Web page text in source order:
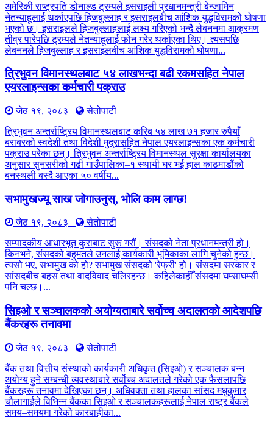
अमेरिकी राष्ट्रपति डोनाल्ड ट्रम्पले इसराइली प्रधानमन्त्री बेन्जामिन
नेतन्याहूलाई थर्काएपछि हिजबुल्लाह र इसराइलबीच आंशिक युद्धविरामको घोषणा
भएको छ। इसराइलले हिजबुल्लाहलाई लक्ष्य गरिएको भन्दै लेबननमा आक्रमण
तीव्र पारेपछि ट्रम्पले नेतन्याहूलाई फोन गरेर थर्काएका थिए। त्यसपछि
लेबननले हिजबुल्लाह र इसराइलबीच आंशिक युद्धविरामको घोषणा...
त्रिभुवन विमानस्थलबाट ५४ लाखभन्दा बढी रकमसहित नेपाल
एयरलाइन्सका कर्मचारी पक्राउ
जेठ १९, २०८३
सेतोपाटी
त्रिभुवन अन्तर्राष्ट्रिय विमानस्थलबाट करिब ५४ लाख ७१ हजार रुपैयाँ
बराबरको स्वदेशी तथा विदेशी मुद्रासहित नेपाल एयरलाइन्सका एक कर्मचारी
पक्राउ परेका छन्। त्रिभुवन अन्तर्राष्ट्रिय विमानस्थल सुरक्षा कार्यालयका
अनुसार सुनसरीको गढी गाउँपालिका–१ स्थायी घर भई हाल काठमाडौंको
बनस्थली बस्दै आएका ५० वर्षीय...
सभामुखज्यू साख जोगाउनुस्, भोलि काम लाग्छ!
जेठ १९, २०८३
सेतोपाटी
सम्पादकीय आधारभूत कुराबाट सुरू गरौं। संसदको नेता प्रधानमन्त्री हो।
किनभने, संसदको बहुमतले उनलाई कार्यकारी भूमिकाका लागि चुनेको हुन्छ।
त्यसो भए, सभामुख को हो? सभामुख संसदको 'रेफ्री' हो। संसदमा सरकार र
सांसदबीच बहस तथा वादविवाद चलिरहन्छ। कहिलेकाहीँ संसदमा घम्साघम्सी
पनि चल्छ।...
सिइओ र सञ्चालकको अयोग्यताबारे सर्वोच्च अदालतको आदेशपछि
बैंकरहरू तनावमा
जेठ १९, २०८३
सेतोपाटी
बैंक तथा वित्तीय संस्थाको कार्यकारी अधिकृत (सिइओ) र सञ्चालक बन्न
अयोग्य हुने सम्बन्धी व्यवस्थाबारे सर्वोच्च अदालतले गरेको एक फैसलापछि
बैंकरहरू तनावमा देखिएका छन्। अधिवक्ता तथा हालका सांसद मधुकुमार
चौलागाईंले विभिन्न बैंकका सिइओ र सञ्चालकहरूलाई नेपाल राष्ट्र बैंकले
समय–समयमा गरेको कारबाहीका...